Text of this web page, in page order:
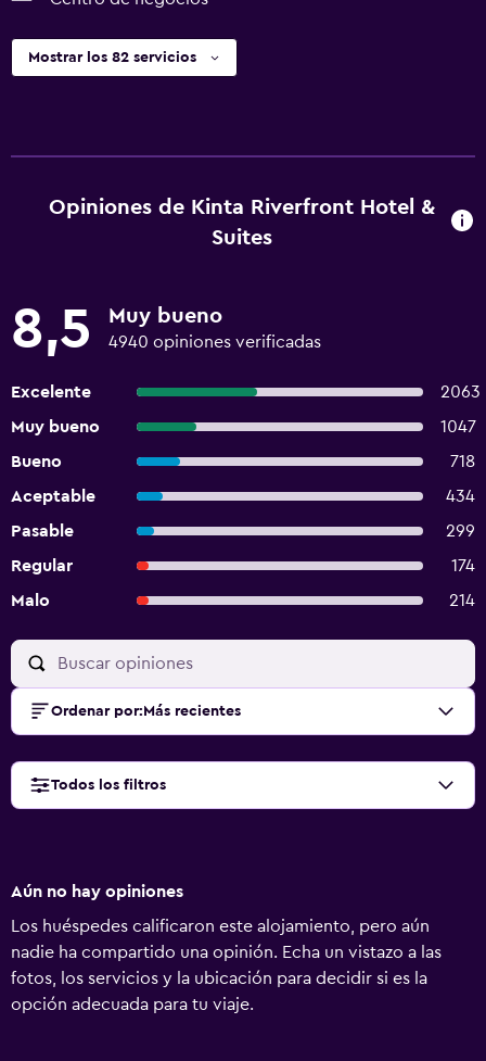
Mostrar los 82 servicios
Opiniones de Kinta Riverfront Hotel &
Suites
8,5 Muy bueno
4940 opiniones verificadas
Excelente
2063
Muy bueno
1047
Bueno
718
Aceptable
434
Pasable
299
Regular
174
Malo
214
Ordenar por: Más recientes
Todos los filtros
Aún no hay opiniones
Los huéspedes calificaron este alojamiento, pero aún
nadie ha compartido una opinión. Echa un vistazo a las
fotos, los servicios y la ubicación para decidir si es la
opción adecuada para tu viaje.